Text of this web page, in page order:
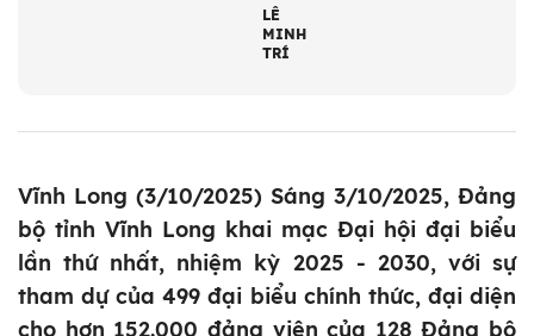
LÊ
MINH
TRÍ
Vĩnh Long (3/10/2025) Sáng 3/10/2025, Đảng
bộ tỉnh Vĩnh Long khai mạc Đại hội đại biểu
lần thứ nhất, nhiệm kỳ 2025 - 2030, với sự
tham dự của 499 đại biểu chính thức, đại diện
cho hơn 152.000 đảng viên của 128 Đảng bộ